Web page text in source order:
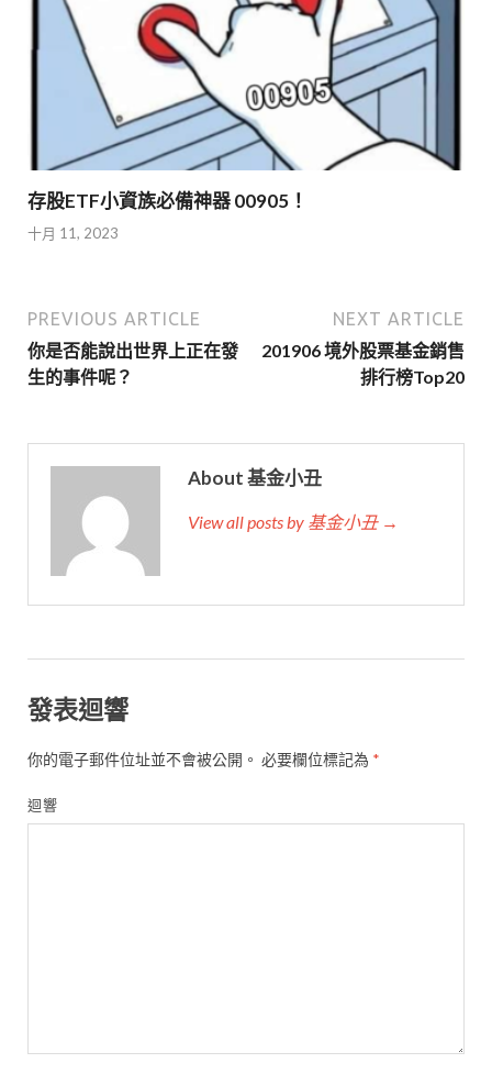
存股ETF小資族必備神器 00905！
十月 11, 2023
PREVIOUS ARTICLE
你是否能說出世界上正在發
生的事件呢？
NEXT ARTICLE
201906 境外股票基金銷售
排行榜Top20
About 基金小丑
View all posts by 基金小丑 →
發表迴響
你的電子郵件位址並不會被公開。 必要欄位標記為 *
迴響